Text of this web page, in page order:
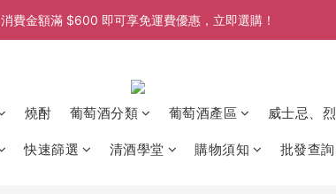
消費金額滿 $600 即可享免運費優惠，立即選購！
消費金額滿 $600 即可享免運費優惠，立即選購！
燒酎 葡萄酒分類 葡萄酒產區 威士忌、
快速篩選 清酒學堂 購物須知 批發查詢